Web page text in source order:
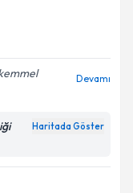
Devamı
Haritada Göster